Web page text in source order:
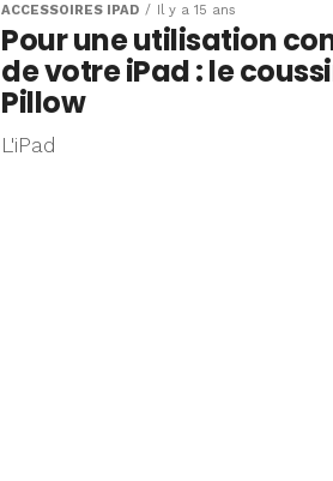
ACCESSOIRES IPAD Il y a 15 ans
Pour une utilisation
de votre iPad : le
Pillow
L'iPad